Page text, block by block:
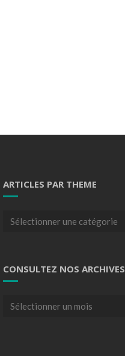
ARTICLES PAR THEME
Articles
CONSULTEZ NOS ARCHIVES
Consultez